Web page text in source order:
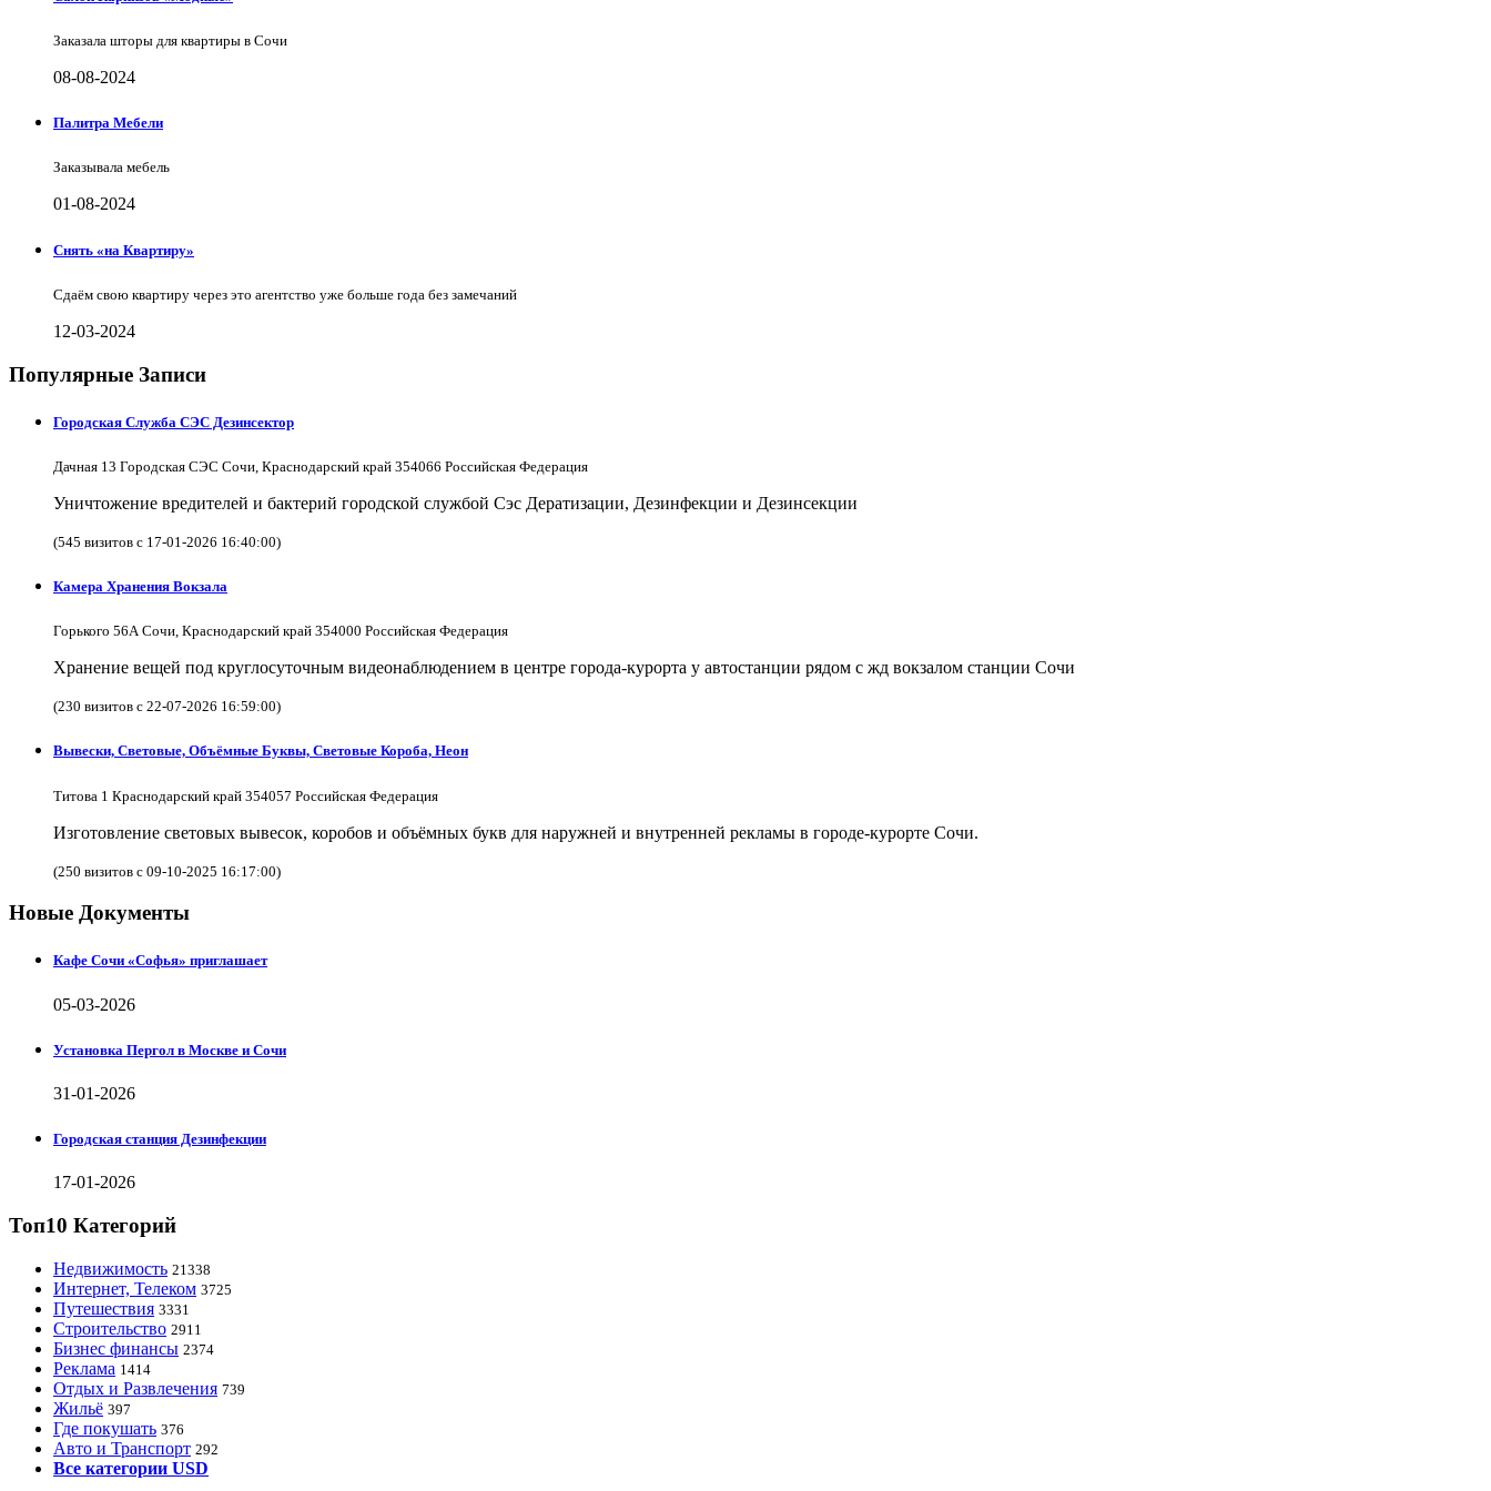
Заказала шторы для квартиры в Сочи
08-08-2024
Палитра Мебели
Заказывала мебель
01-08-2024
Снять «на Квартиру»
Сдаём свою квартиру через это агентство уже больше года без замечаний
12-03-2024
Популярные Записи
Городская Служба СЭС Дезинсектор
Дачная 13 Городская СЭС Сочи, Краснодарский край 354066 Российская Федерация
Уничтожение вредителей и бактерий городской службой Сэс Дератизации, Дезинфекции и Дезинсекции
(545 визитов с 17-01-2026 16:40:00)
Камера Хранения Вокзала
Горького 56А Сочи, Краснодарский край 354000 Российская Федерация
Хранение вещей под круглосуточным видеонаблюдением в центре города-курорта у автостанции рядом с жд вокзалом станции Сочи
(230 визитов с 22-07-2026 16:59:00)
Вывески, Световые, Объёмные Буквы, Световые Короба, Неон
Титова 1 Краснодарский край 354057 Российская Федерация
Изготовление световых вывесок, коробов и объёмных букв для наружней и внутренней рекламы в городе-курорте Сочи.
(250 визитов с 09-10-2025 16:17:00)
Новые Документы
Кафе Сочи «Софья» приглашает
05-03-2026
Установка Пергол в Москве и Сочи
31-01-2026
Городская станция Дезинфекции
17-01-2026
Топ10 Категорий
Недвижимость 21338
Интернет, Телеком 3725
Путешествия 3331
Строительство 2911
Бизнес финансы 2374
Реклама 1414
Отдых и Развлечения 739
Жильё 397
Где покушать 376
Авто и Транспорт 292
Все категории USD